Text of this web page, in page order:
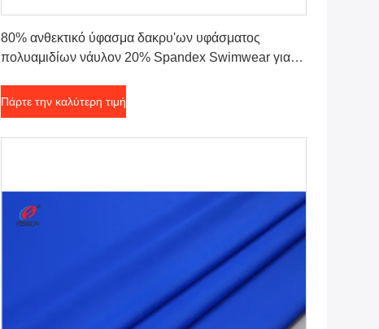
80% ανθεκτικό ύφασμα δακρυ'ων υφάσματος
πολυαμιδίων νάυλον 20% Spandex Swimwear για το
Πάρτε την καλύτερη τιμή